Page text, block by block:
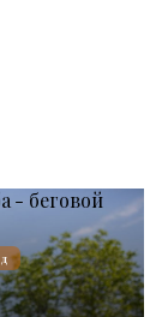
- беговой